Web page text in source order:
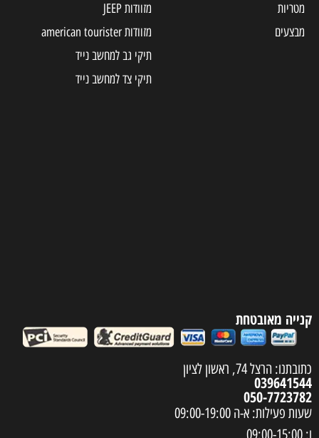
מטריות
מבצעים
מזוודות JEEP
מזוודות american tourister
תיקי גב למחשב נייד
תיקי צד למחשב נייד
קנייה מאובטחת
כתובתנו: הרצל 74, ראשון לציון
039641544
050-7723782
שעות פעילות: א-ה 09:00-19:00